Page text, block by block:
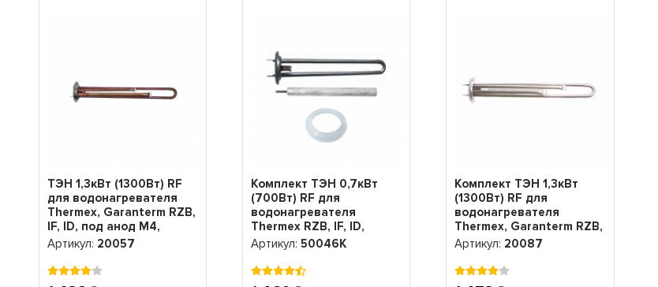
ТЭН 1,3кВт (1300Вт) RF
для водонагревателя
Thermex, Garanterm RZB,
IF, ID, под анод М4,
20057
Артикул: 20057
Комплект ТЭН 0,7кВт
(700Вт) RF для
водонагревателя
Thermex RZB, IF, ID,
Garanterm, нерж. +
прокладка + анод,
50046K
Артикул:50046K
Комплект ТЭН 1,3кВт
(1300Вт) RF для
водонагревателя
Thermex, Garanterm RZB,
IF, ID, под анод М4, нерж.
+ анод, 20087
Артикул: 20087